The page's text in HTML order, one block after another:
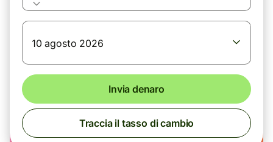
10 agosto 2026
Invia denaro
Traccia il tasso di cambio